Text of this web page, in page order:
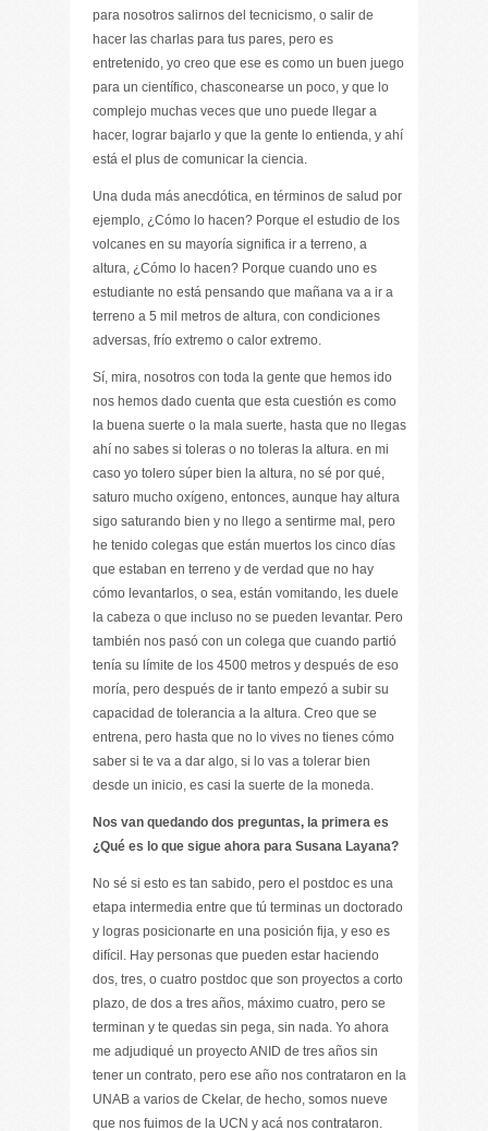
para nosotros salirnos del tecnicismo, o salir de
hacer las charlas para tus pares, pero es
entretenido, yo creo que ese es como un buen juego
para un científico, chasconearse un poco, y que lo
complejo muchas veces que uno puede llegar a
hacer, lograr bajarlo y que la gente lo entienda, y ahí
está el plus de comunicar la ciencia.
Una duda más anecdótica, en términos de salud por
ejemplo, ¿Cómo lo hacen? Porque el estudio de los
volcanes en su mayoría significa ir a terreno, a
altura, ¿Cómo lo hacen? Porque cuando uno es
estudiante no está pensando que mañana va a ir a
terreno a 5 mil metros de altura, con condiciones
adversas, frío extremo o calor extremo.
Sí, mira, nosotros con toda la gente que hemos ido
nos hemos dado cuenta que esta cuestión es como
la buena suerte o la mala suerte, hasta que no llegas
ahí no sabes si toleras o no toleras la altura. en mi
caso yo tolero súper bien la altura, no sé por qué,
saturo mucho oxígeno, entonces, aunque hay altura
sigo saturando bien y no llego a sentirme mal, pero
he tenido colegas que están muertos los cinco días
que estaban en terreno y de verdad que no hay
cómo levantarlos, o sea, están vomitando, les duele
la cabeza o que incluso no se pueden levantar. Pero
también nos pasó con un colega que cuando partió
tenía su límite de los 4500 metros y después de eso
moría, pero después de ir tanto empezó a subir su
capacidad de tolerancia a la altura. Creo que se
entrena, pero hasta que no lo vives no tienes cómo
saber si te va a dar algo, si lo vas a tolerar bien
desde un inicio, es casi la suerte de la moneda.
Nos van quedando dos preguntas, la primera es
¿Qué es lo que sigue ahora para Susana Layana?
No sé si esto es tan sabido, pero el postdoc es una
etapa intermedia entre que tú terminas un doctorado
y logras posicionarte en una posición fija, y eso es
difícil. Hay personas que pueden estar haciendo
dos, tres, o cuatro postdoc que son proyectos a corto
plazo, de dos a tres años, máximo cuatro, pero se
terminan y te quedas sin pega, sin nada. Yo ahora
me adjudiqué un proyecto ANID de tres años sin
tener un contrato, pero ese año nos contrataron en la
UNAB a varios de Ckelar, de hecho, somos nueve
que nos fuimos de la UCN y acá nos contrataron.